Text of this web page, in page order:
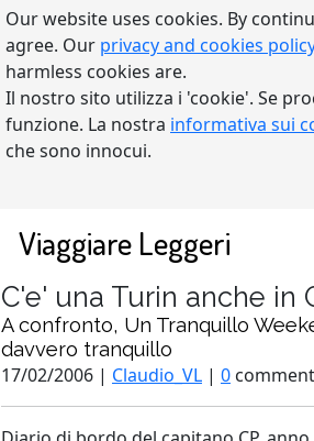
Our website uses cookies. By
agree. Our privacy and cookies
harmless cookies are.
Il nostro sito utilizza i 'cookie'. Se
funzione. La nostra informativa sui
che sono innocui.
Viaggiare Leggeri
C'e' una Turin anche in
A confronto, Un Tranquillo
davvero tranquillo
17/02/2006 | Claudio_VL | 0